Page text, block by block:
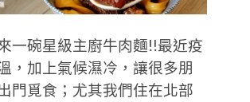
一碗星級主廚牛肉麵!!最近疫
，加上氣候濕冷，讓很多朋
門覓食；尤其我們住在北部